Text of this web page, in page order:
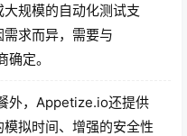
规模的自动化测试支
求而异，需要与
定。
外，Appetize.io还提供
拟时间、增强的安全性